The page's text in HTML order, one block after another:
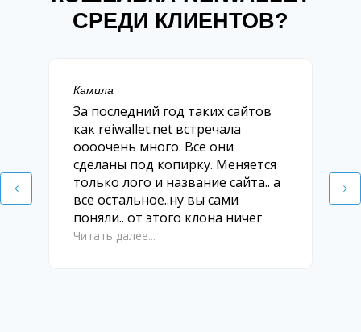
СРЕДИ КЛИЕНТОВ?
Камила
За последний год таких сайтов
как reiwallet.net встречала
оооочень много. Все они
сделаны под копирку. Меняется
только лого и название сайта.. а
все остальное..ну вы сами
поняли.. от этого клона ничег
Читать далее...